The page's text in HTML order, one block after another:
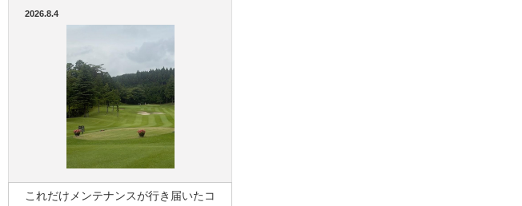
2026.8.4
これだけメンテナンスが行き届いたコ